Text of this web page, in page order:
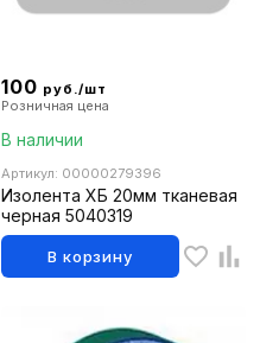
100 руб./шт
Розничная цена
В наличии
Артикул: 00000279396
Изолента ХБ 20мм тканевая
черная 5040319
В корзину